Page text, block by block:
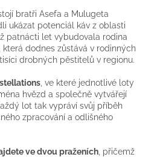
bratři Asefa a Mulugeta
ukázat potenciál káv z oblasti
patnácti let vybudovala rodina
dodnes zůstává v rodinných
drobných pěstitelů v regionu.
, ve které jednotlivé loty
hvězd a společně vytvářejí
lot tak vypráví svůj příběh
zpracování a odlišného
ve dvou praženích , přičemž